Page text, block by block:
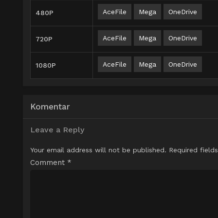
480P AceFile Mega OneDrive
720P AceFile Mega OneDrive
1080P AceFile Mega OneDrive
Komentar
Leave a Reply
Your email address will not be published. Required
Comment *